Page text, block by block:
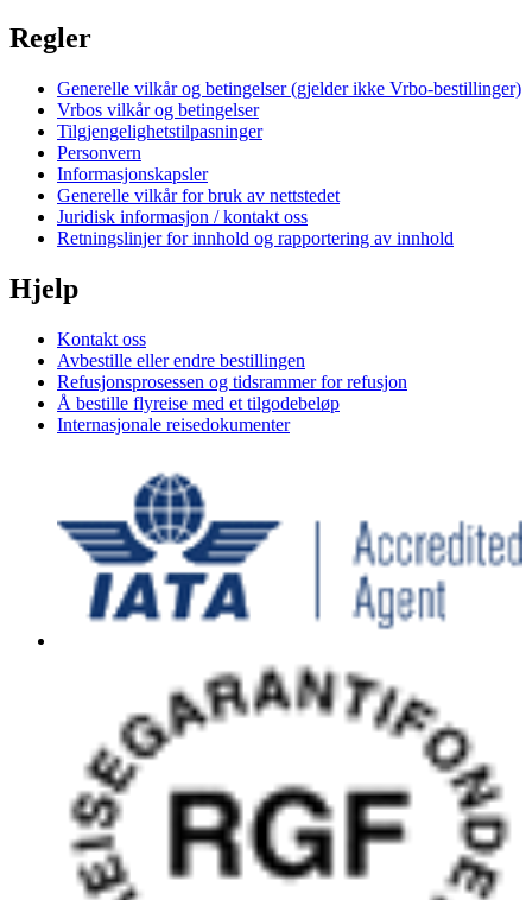
Regler
Generelle vilkår og betingelser (gjelder ikke Vrbo-bestillinger)
Vrbos vilkår og betingelser
Tilgjengelighetstilpasninger
Personvern
Informasjonskapsler
Generelle vilkår for bruk av nettstedet
Juridisk informasjon / kontakt oss
Retningslinjer for innhold og rapportering av innhold
Hjelp
Kontakt oss
Avbestille eller endre bestillingen
Refusjonsprosessen og tidsrammer for refusjon
Å bestille flyreise med et tilgodebeløp
Internasjonale reisedokumenter